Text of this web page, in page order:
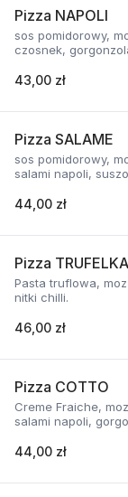
Pizza NAPOLI
sos pomidorowy,
czosnek,
43,00 zł
Pizza SALAME
sos pomidorowy,
salami napoli,
44,00 zł
Pizza TRUFELKA
Pasta truflowa,
nitki chilli.
46,00 zł
Pizza COTTO
Creme Fraiche,
salami napoli,
44,00 zł